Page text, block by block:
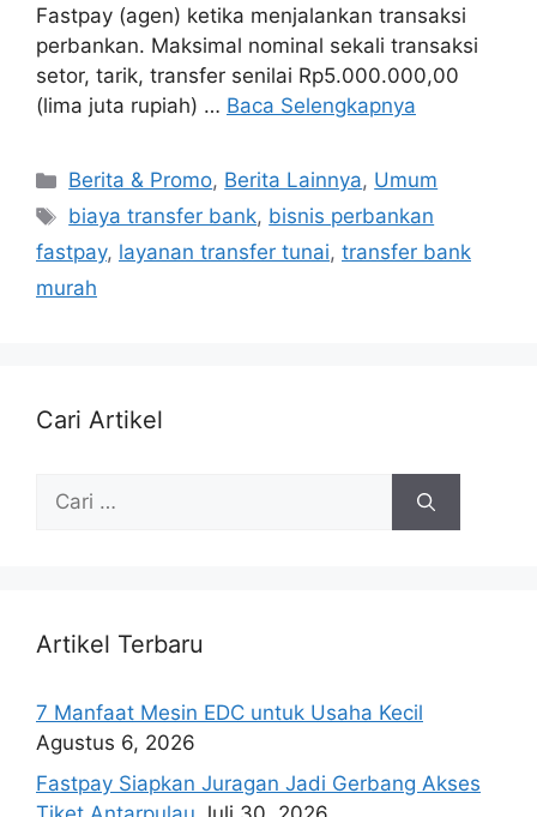
Fastpay (agen) ketika menjalankan transaksi
perbankan. Maksimal nominal sekali transaksi
setor, tarik, transfer senilai Rp5.000.000,00
(lima juta rupiah) … Baca Selengkapnya
Berita & Promo, Berita Lainnya, Umum
biaya transfer bank, bisnis perbankan
fastpay, layanan transfer tunai, transfer bank
murah
Cari Artikel
Artikel Terbaru
7 Manfaat Mesin EDC untuk Usaha Kecil
Agustus 6, 2026
Fastpay Siapkan Juragan Jadi Gerbang Akses